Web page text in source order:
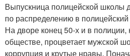
Выпускница полицейской школы
по распределению в
На дворе конец 50-х и в полиции,
обществе, процветает мужской
коррупция и крутые нравы.